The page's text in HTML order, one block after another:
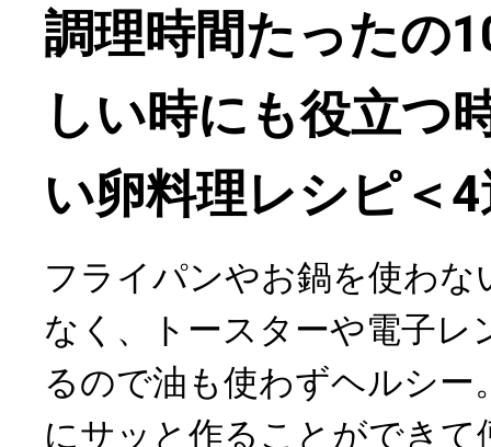
調理時間たったの
しい時にも役立つ
い卵料理レシピ＜
フライパンやお鍋を使わな
なく、トースターや電子レ
るので油も使わずヘルシー
にサッと作ることができて